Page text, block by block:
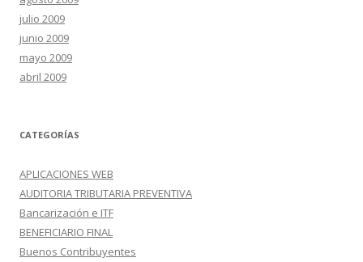
julio 2009
junio 2009
mayo 2009
abril 2009
CATEGORÍAS
APLICACIONES WEB
AUDITORIA TRIBUTARIA PREVENTIVA
Bancarización e ITF
BENEFICIARIO FINAL
Buenos Contribuyentes